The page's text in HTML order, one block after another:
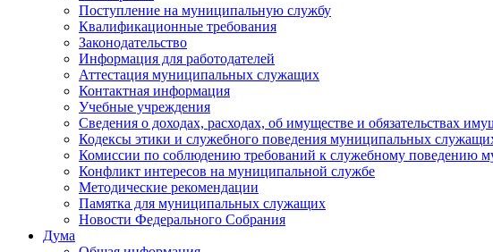
Поступление на муниципальную службу
Квалификационные требования
Законодательство
Информация для работодателей
Аттестация муниципальных служащих
Контактная информация
Учебные учреждения
Сведения о доходах, расходах, об имуществе и обязательствах
Кодексы этики и служебного поведения муниципальных
Комиссии по соблюдению требований к служебному поведению
Конфликт интересов на муниципальной службе
Методические рекомендации
Памятка для муниципальных служащих
Новости Федерального Cобрания
Дума